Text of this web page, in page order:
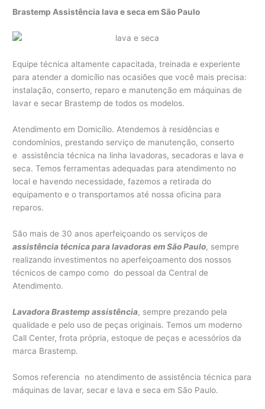
Brastemp Assistência lava e seca em São Paulo
Equipe técnica altamente capacitada, treinada e experiente
para atender a domicílio nas ocasiões que você mais precisa:
instalação, conserto, reparo e manutenção em máquinas de
lavar e secar Brastemp de todos os modelos.
Atendimento em Domicílio. Atendemos à residências e
condomínios, prestando serviço de manutenção, conserto
e assistência técnica na linha lavadoras, secadoras e lava e
seca. Temos ferramentas adequadas para atendimento no
local e havendo necessidade, fazemos a retirada do
equipamento e o transportamos até nossa oficina para
reparos.
São mais de 30 anos aperfeiçoando os serviços de
assistência técnica para lavadoras em São Paulo, sempre
realizando investimentos no aperfeiçoamento dos nossos
técnicos de campo como do pessoal da Central de
Atendimento.
Lavadora Brastemp assistência, sempre prezando pela
qualidade e pelo uso de peças originais. Temos um moderno
Call Center, frota própria, estoque de peças e acessórios da
marca Brastemp.
Somos referencia no atendimento de assistência técnica para
máquinas de lavar, secar e lava e seca em São Paulo.